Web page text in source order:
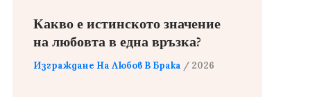
Какво е истинското значение
на любовта в една връзка?
Изграждане На Любов В Брака / 2026